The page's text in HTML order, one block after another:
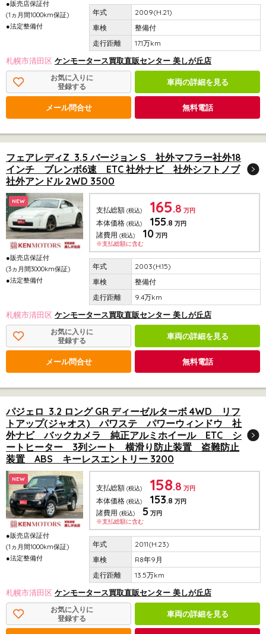
●販売店保証付
(1ヵ月間1000km保証)
●法定整備付
2009(H.21)
整備付
17.1万km
札幌市清田区 ケンモータース買取直販センター 美しが丘店
お気に入りに
登録する
車両の詳細を見る
メール問合せ 無料電話
フェアレディZ 3.5 バージョン S 社外マフラー社外18
インチ ブレンボ6速 ETC 社外ナビ 社外シフトノブ
社外アンドル 2WD 3500
NEW
●販売店保証付
(3ヵ月間3000km保証)
●法定整備付
支払総額 (税込) 165.8 万円
本体価格 (税込) 155.8 万円
諸費用 (税込) 10 万円
※支払総額に含む
2003(H.15)
整備付
9.4万km
札幌市清田区 ケンモータース買取直販センター 美しが丘店
お気に入りに
登録する
車両の詳細を見る
メール問合せ 無料電話
パジェロ 3.2 ロング GR ディーゼルターボ 4WD リフ
トアップ(ジャオス) パワステ パワーウィンドウ 社
外ナビ バックカメラ 純正アルミホイール ETC シ
ートヒーター 3列シート 横滑り防止装置 盗難防止
装置 ABS キーレスエントリー 3200
NEW
●販売店保証付
(1ヵ月間1000km保証)
●法定整備付
支払総額 (税込) 158.8 万円
本体価格 (税込) 153.8 万円
諸費用 (税込) 5 万円
※支払総額に含む
2011(H.23)
R8年9月
13.5万km
札幌市清田区 ケンモータース買取直販センター 美しが丘店
お気に入りに
登録する
車両の詳細を見る